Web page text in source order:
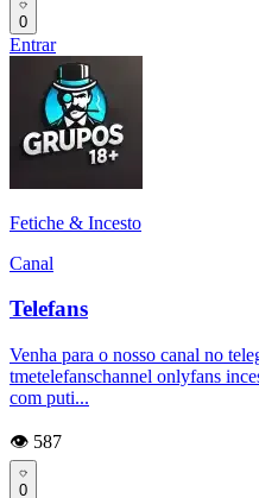
0
Entrar
Fetiche & Incesto
Canal
Telefans
Venha para o nosso canal no
tmetelefanschannel onlyfans
com puti...
👁️ 587
0